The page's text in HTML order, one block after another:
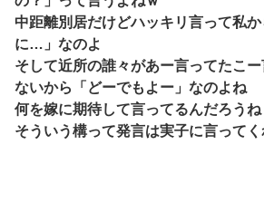
中距離別居だけどハッキリ言って私
に…」なのよ
そして近所の誰々があー言ってたこ
ないから「どーでもよー」なのよね
何を嫁に期待して言ってるんだろうね
そういう構って発言は実子に言ってく